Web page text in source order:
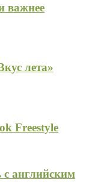
важнее
лета»
Freestyle
с английским